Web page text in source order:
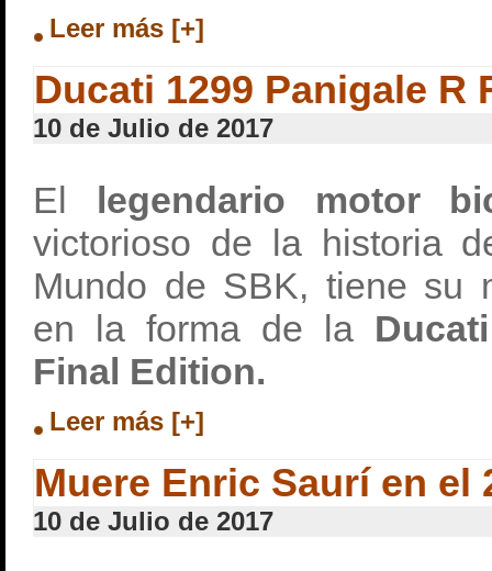
Leer más [+]
Ducati 1299 Panigale R
10 de Julio de 2017
El legendario motor
victorioso de la historia
Mundo de SBK, tiene su
en la forma de la
Final Edition.
Leer más [+]
Muere Enric Saurí en el
10 de Julio de 2017